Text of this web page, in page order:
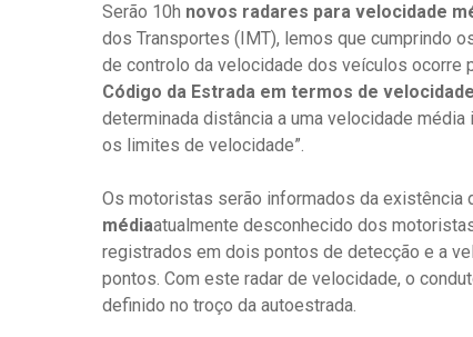
Serão 10h novos radares para velocidade
dos Transportes (IMT), lemos que cumprindo
de controlo da velocidade dos veículos ocorre
Código da Estrada em termos de
determinada distância a uma velocidade
os limites de velocidade”.
Os motoristas serão informados da existência
médiaatualmente desconhecido dos
registrados em dois pontos de detecção e a
pontos. Com este radar de velocidade, o
definido no troço da autoestrada.